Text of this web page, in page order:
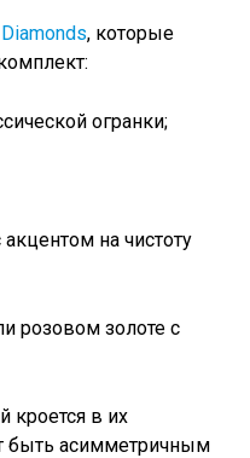
, которые
огранки;
на чистоту
розовом золоте с
кроется в их
быть асимметричным